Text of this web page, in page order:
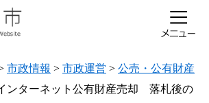
文へ
市政情報 > 市政運営 > 公売・公有財産
ンターネット公有財産売却 落札後の